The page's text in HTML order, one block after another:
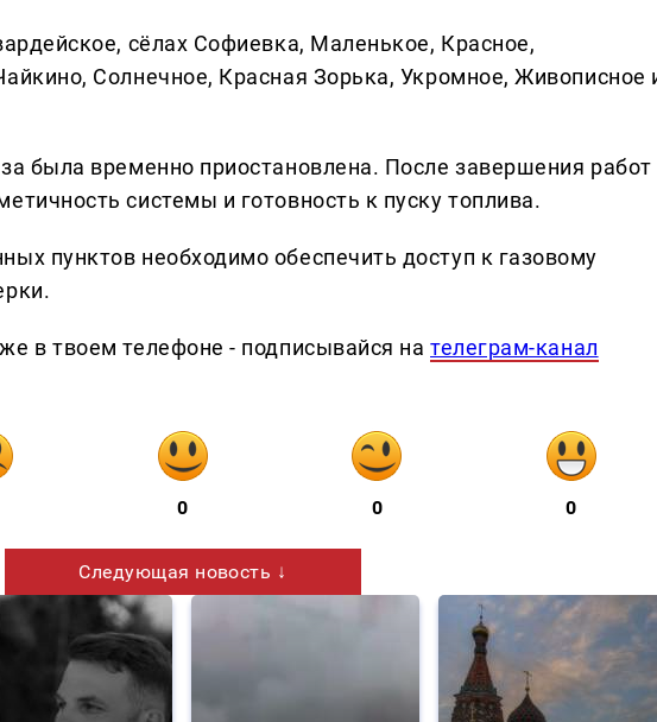
сёлах Софиевка, Маленькое, Красное,
Солнечное, Красная Зорька, Укромное, Живописное
была временно приостановлена. После завершения работ
системы и готовность к пуску топлива.
пунктов необходимо обеспечить доступ к газовому
в твоем телефоне - подписывайся нателеграм-канал
0 0 0
Следующая новость ↓